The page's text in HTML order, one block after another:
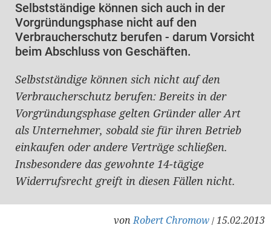
Selbstständige können sich auch in der
Vorgründungsphase nicht auf den
Verbraucherschutz berufen - darum Vorsicht
beim Abschluss von Geschäften.
Selbstständige können sich nicht auf den
Verbraucherschutz berufen: Bereits in der
Vorgründungsphase gelten Gründer aller Art
als Unternehmer, sobald sie für ihren Betrieb
einkaufen oder andere Verträge schließen.
Insbesondere das gewohnte 14-tägige
Widerrufsrecht greift in diesen Fällen nicht.
vonRobert Chromow / 15.02.2013